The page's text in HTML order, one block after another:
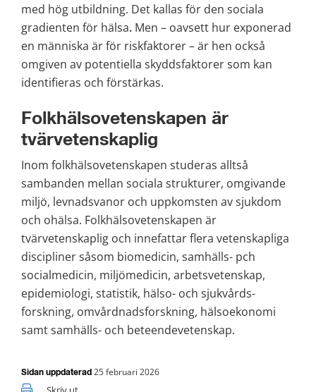
med hög utbildning. Det kallas för den sociala
gradienten för hälsa. Men – oavsett hur exponerad
en människa är för riskfaktorer – är hen också
omgiven av potentiella skyddsfaktorer som kan
identifieras och förstärkas.
Folkhälsovetenskapen är
tvärvetenskaplig
Inom folkhälsovetenskapen studeras alltså
sambanden mellan sociala strukturer, omgivande
miljö, levnadsvanor och uppkomsten av sjukdom
och ohälsa. Folkhälsovetenskapen är
tvärvetenskaplig och innefattar flera vetenskapliga
discipliner såsom biomedicin, samhälls- pch
socialmedicin, miljömedicin, arbetsvetenskap,
epidemiologi, statistik, hälso- och sjukvårds­
forskning, omvårdnadsforskning, hälsoekonomi
samt samhälls- och beteendevetenskap.
Sidan uppdaterad 25 februari 2026